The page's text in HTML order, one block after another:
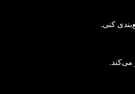
کنی.
می‌کند.